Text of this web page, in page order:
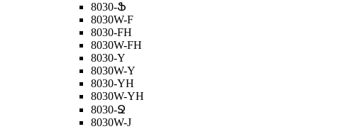
8030-Ֆ
8030W-F
8030-FH
8030W-FH
8030-Y
8030W-Y
8030-YH
8030W-YH
8030-Ջ
8030W-J